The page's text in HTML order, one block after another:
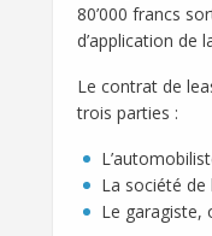
80’000 francs
d’application de
Le contrat de
trois parties :
La société de
Le garagiste,